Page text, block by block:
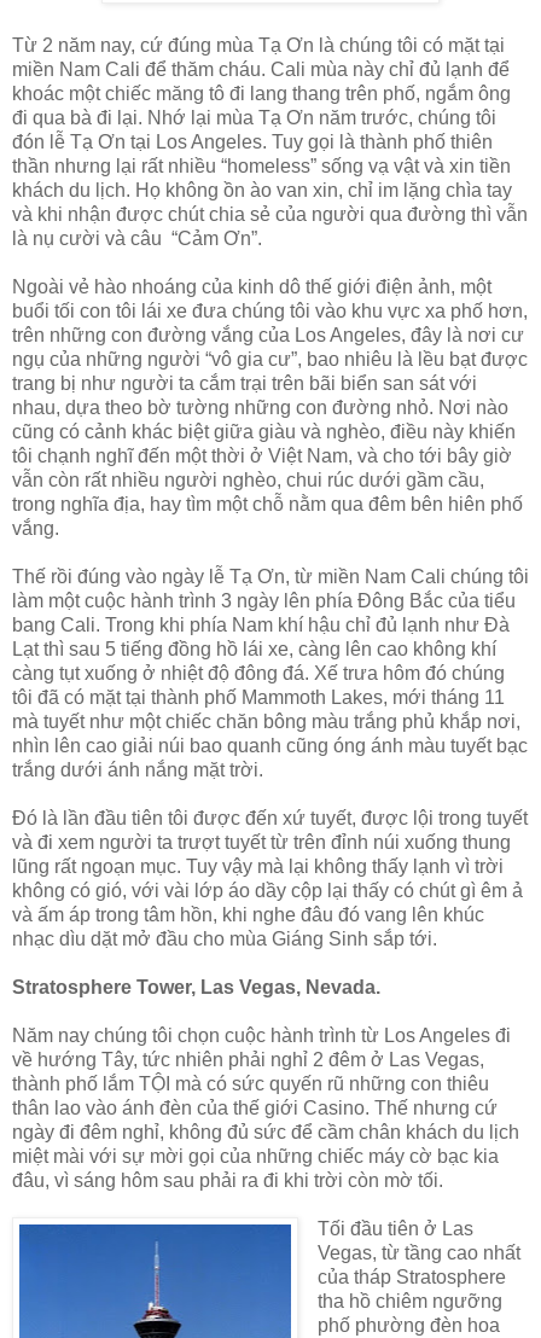
Từ 2 năm nay, cứ đúng mùa Tạ Ơn là chúng tôi có mặt tại
miền Nam Cali để thăm cháu. Cali mùa này chỉ đủ lạnh để
khoác một chiếc măng tô đi lang thang trên phố, ngắm ông
đi qua bà đi lại. Nhớ lại mùa Tạ Ơn năm trước, chúng tôi
đón lễ Tạ Ơn tại Los Angeles. Tuy gọi là thành phố thiên
thần nhưng lại rất nhiều “homeless” sống vạ vật và xin tiền
khách du lịch. Họ không ồn ào van xin, chỉ im lặng chìa tay
và khi nhận được chút chia sẻ của người qua đường thì vẫn
là nụ cười và câu “Cảm Ơn”.
Ngoài vẻ hào nhoáng của kinh dô thế giới điện ảnh, một
buổi tối con tôi lái xe đưa chúng tôi vào khu vực xa phố hơn,
trên những con đường vắng của Los Angeles, đây là nơi cư
ngụ của những người “vô gia cư”, bao nhiêu là lều bạt được
trang bị như người ta cắm trại trên bãi biển san sát với
nhau, dựa theo bờ tường những con đường nhỏ. Nơi nào
cũng có cảnh khác biệt giữa giàu và nghèo, điều này khiến
tôi chạnh nghĩ đến một thời ở Việt Nam, và cho tới bây giờ
vẫn còn rất nhiều người nghèo, chui rúc dưới gầm cầu,
trong nghĩa địa, hay tìm một chỗ nằm qua đêm bên hiên phố
vắng.
Thế rồi đúng vào ngày lễ Tạ Ơn, từ miền Nam Cali chúng tôi
làm một cuộc hành trình 3 ngày lên phía Đông Bắc của tiểu
bang Cali. Trong khi phía Nam khí hậu chỉ đủ lạnh như Đà
Lạt thì sau 5 tiếng đồng hồ lái xe, càng lên cao không khí
càng tụt xuống ở nhiệt độ đông đá. Xế trưa hôm đó chúng
tôi đã có mặt tại thành phố Mammoth Lakes, mới tháng 11
mà tuyết như một chiếc chăn bông màu trắng phủ khắp nơi,
nhìn lên cao giải núi bao quanh cũng óng ánh màu tuyết bạc
trắng dưới ánh nắng mặt trời.
Đó là lần đầu tiên tôi được đến xứ tuyết, được lội trong tuyết
và đi xem người ta trượt tuyết từ trên đỉnh núi xuống thung
lũng rất ngoạn mục. Tuy vậy mà lại không thấy lạnh vì trời
không có gió, với vài lớp áo dầy cộp lại thấy có chút gì êm ả
và ấm áp trong tâm hồn, khi nghe đâu đó vang lên khúc
nhạc dìu dặt mở đầu cho mùa Giáng Sinh sắp tới.
Stratosphere Tower, Las Vegas, Nevada.
Năm nay chúng tôi chọn cuộc hành trình từ Los Angeles đi
về hướng Tây, tức nhiên phải nghỉ 2 đêm ở Las Vegas,
thành phố lắm TỘI mà có sức quyến rũ những con thiêu
thân lao vào ánh đèn của thế giới Casino. Thế nhưng cứ
ngày đi đêm nghỉ, không đủ sức để cầm chân khách du lịch
miệt mài với sự mời gọi của những chiếc máy cờ bạc kia
đâu, vì sáng hôm sau phải ra đi khi trời còn mờ tối.
Tối đầu tiên ở Las
Vegas, từ tầng cao nhất
của tháp Stratosphere
tha hồ chiêm ngưỡng
phố phường đèn hoa